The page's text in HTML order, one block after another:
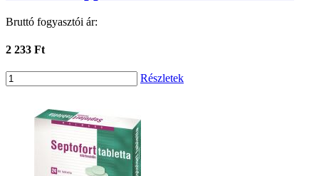
Bruttó fogyasztói ár:
2 233 Ft
Részletek